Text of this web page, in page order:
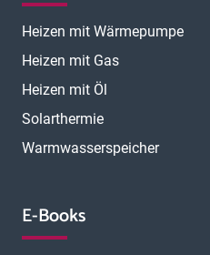
Heizen mit Wärmepumpe
Heizen mit Gas
Heizen mit Öl
Solarthermie
Warmwasserspeicher
E-Books